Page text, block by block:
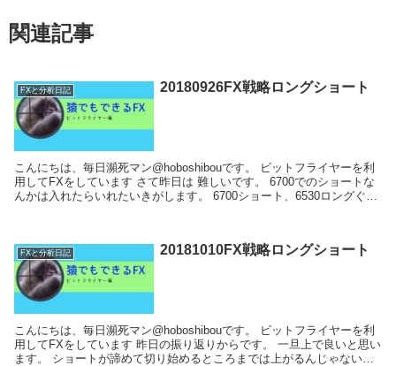
関連記事
FXと分析日記 20180926FX戦略ロングショート
こんにちは、毎日瀕死マン@hoboshibouです。 ビットフライヤーを利
用してFXをしています さて昨日は 難しいです。 6700でのショートな
んかは入れたらいれたいきがします。 6700ショート、6530ロングぐら
FXと分析日記 20181010FX戦略ロングショート
こんにちは、毎日瀕死マン@hoboshibouです。 ビットフライヤーを利
用してFXをしています 昨日の振り返りからです。 一旦上で良いと思い
ます。 ショートが諦めて切り始めるところまでは上がるんじゃないか